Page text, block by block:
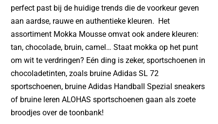
perfect past bij de huidige trends die de voorkeur geven
aan aardse, rauwe en authentieke kleuren. Het
assortiment Mokka Mousse omvat ook andere kleuren:
tan, chocolade, bruin, camel… Staat mokka op het punt
om wit te verdringen? Eén ding is zeker, sportschoenen in
chocoladetinten, zoals bruine Adidas SL 72
sportschoenen, bruine Adidas Handball Spezial sneakers
of bruine leren ALOHAS sportschoenen gaan als zoete
broodjes over de toonbank!